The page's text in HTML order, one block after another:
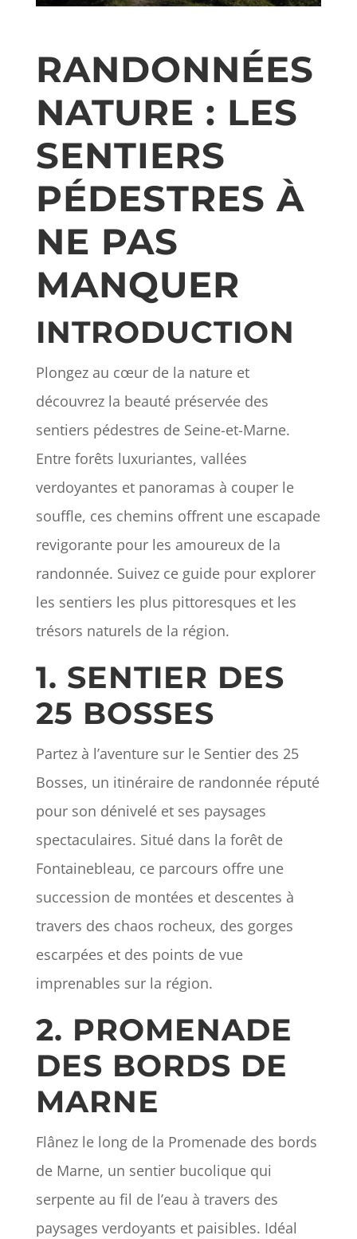
RANDONNÉES
NATURE : LES
SENTIERS
PÉDESTRES À
NE PAS
MANQUER
INTRODUCTION
Plongez au cœur de la nature et
découvrez la beauté préservée des
sentiers pédestres de Seine-et-Marne.
Entre forêts luxuriantes, vallées
verdoyantes et panoramas à couper le
souffle, ces chemins offrent une escapade
revigorante pour les amoureux de la
randonnée. Suivez ce guide pour explorer
les sentiers les plus pittoresques et les
trésors naturels de la région.
1. SENTIER DES
25 BOSSES
Partez à l’aventure sur le Sentier des 25
Bosses, un itinéraire de randonnée réputé
pour son dénivelé et ses paysages
spectaculaires. Situé dans la forêt de
Fontainebleau, ce parcours offre une
succession de montées et descentes à
travers des chaos rocheux, des gorges
escarpées et des points de vue
imprenables sur la région.
2. PROMENADE
DES BORDS DE
MARNE
Flânez le long de la Promenade des bords
de Marne, un sentier bucolique qui
serpente au fil de l’eau à travers des
paysages verdoyants et paisibles. Idéal